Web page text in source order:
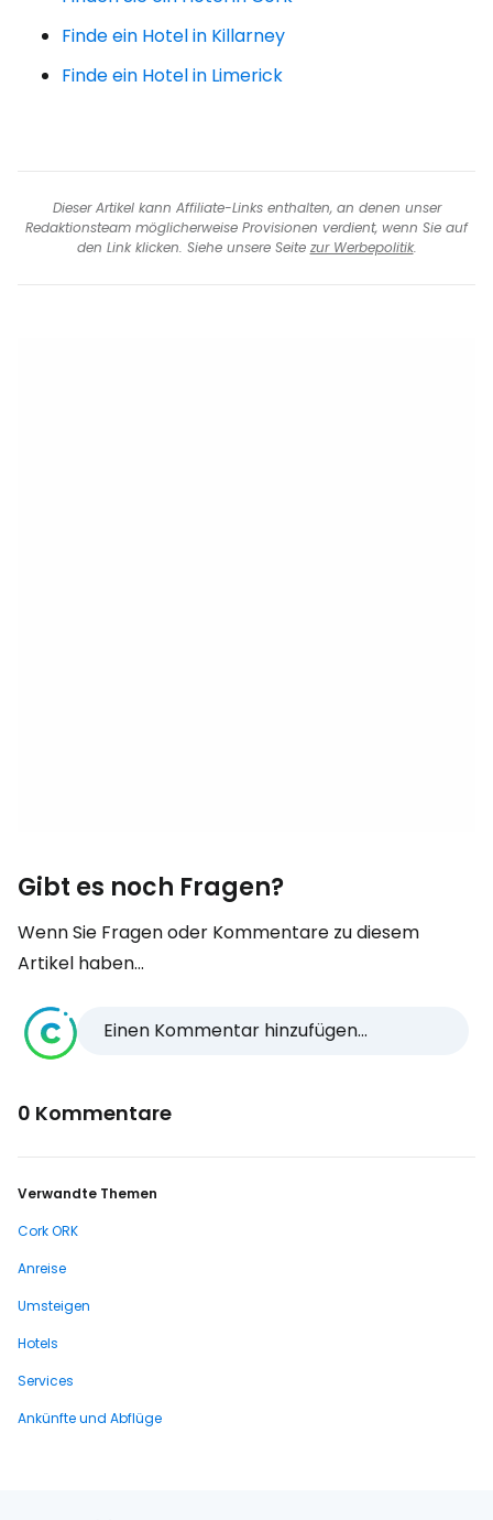
Finde ein Hotel in Killarney
Finde ein Hotel in Limerick
Dieser Artikel kann Affiliate-Links enthalten, an denen unser
Redaktionsteam möglicherweise Provisionen verdient, wenn Sie auf
den Link klicken. Siehe unsere Seite zur Werbepolitik.
Gibt es noch Fragen?
Wenn Sie Fragen oder Kommentare zu diesem
Artikel haben...
Einen Kommentar hinzufügen...
0 Kommentare
Verwandte Themen
Cork ORK
Anreise
Umsteigen
Hotels
Services
Ankünfte und Abflüge